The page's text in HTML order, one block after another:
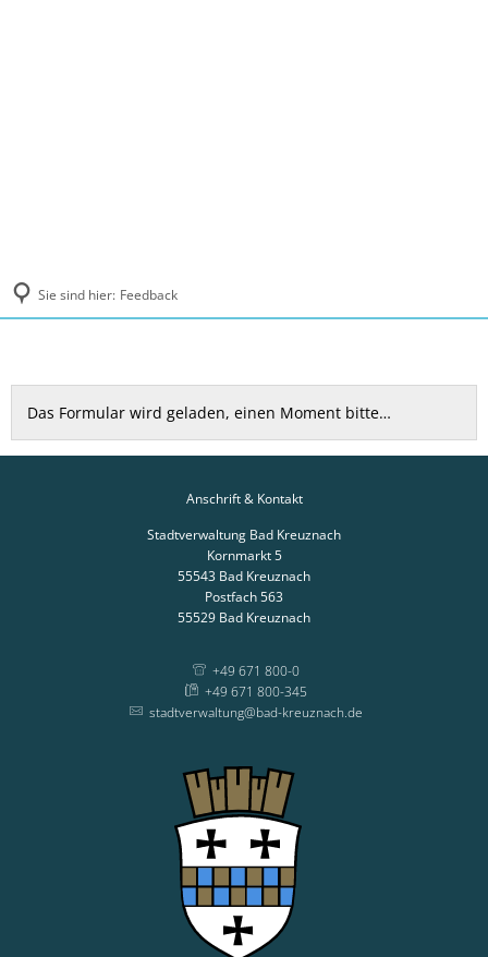
Sie sind hier: Feedback
Feedback
Das Formular wird geladen, einen Moment bitte…
Anschrift & Kontakt
Stadtverwaltung Bad Kreuznach
Kornmarkt 5
55543 Bad Kreuznach
Postfach 563
55529 Bad Kreuznach
+49 671 800-0
+49 671 800-345
stadtverwaltung@bad-kreuznach.de